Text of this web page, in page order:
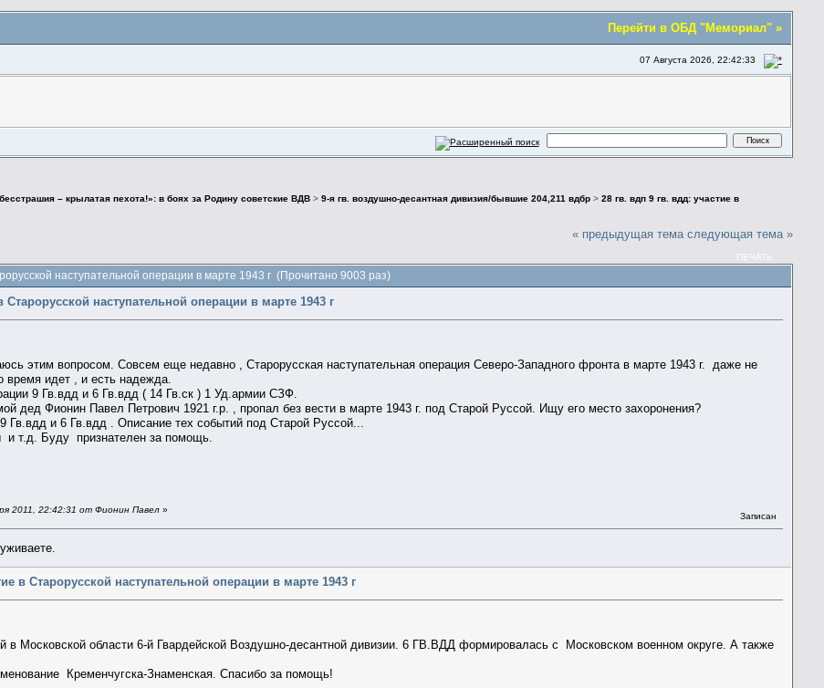
Перейти в ОБД "Мемориал" »
07 Августа 2026, 22:42:33
– крылатая пехота!»: в боях за Родину советские ВДВ >9-я гв. воздушно-десантная дивизия/бывшие 204,211 вдбр >28 гв. вдп 9 гв. вдд: участие в
« предыдущая тема следующая тема »
ПЕЧАТЬ
наступательной операции в марте 1943 г (Прочитано 9003 раз)
Старорусской наступательной операции в марте 1943 г
этим вопросом. Совсем еще недавно , Старорусская наступательная операция Северо-Западного фронта в марте 1943 г. даже не
время идет , и есть надежда.
9 Гв.вдд и 6 Гв.вдд ( 14 Гв.ск ) 1 Уд.армии СЗФ.
дед Фионин Павел Петрович 1921 г.р. , пропал без вести в марте 1943 г. под Старой Руссой. Ищу его место захоронения?
и 6 Гв.вдд . Описание тех событий под Старой Руссой...
т.д. Буду признателен за помощь.
2011, 22:42:31 от Фионин Павел »
Записан
в Старорусской наступательной операции в марте 1943 г
в Московской области 6-й Гвардейской Воздушно-десантной дивизии. 6 ГВ.ВДД формировалась с Московском военном округе. А также
Кременчугска-Знаменская. Спасибо за помощь!